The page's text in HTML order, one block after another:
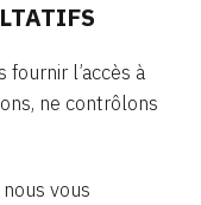
l’accès à
ne contrôlons
vous